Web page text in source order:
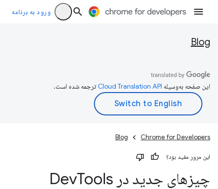
ورود به برنامه
Blog
این صفحه به‌وسیله ترجمه شده است.
Chrome for Developers
Blog
این مرور مفید بود؟
چیزهای جدید در Dev Tools